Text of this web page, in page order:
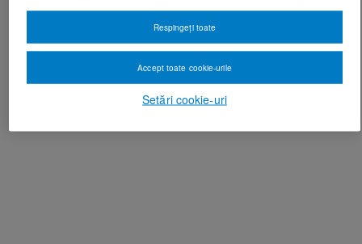
Setări cookie-uri
Respingeți toate
Accept toate cookie-urile